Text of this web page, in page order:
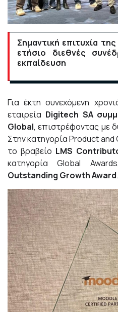
Σημαντική επιτυχία της
ετήσιο διεθνές
εκπαίδευση
Για έκτη συνεχόμενη
εταιρεία Digitech SA
Global, επιστρέφοντας με
Στην κατηγορία Product and
το βραβείο LMS
κατηγορία Global
Outstanding Growth Award.